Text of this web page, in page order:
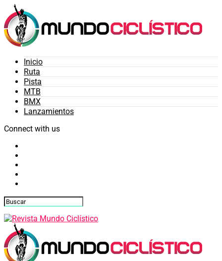
Inicio
Ruta
Pista
MTB
BMX
Lanzamientos
Connect with us